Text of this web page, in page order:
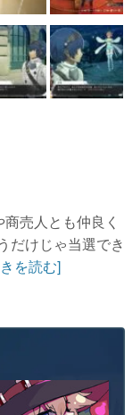
売人とも仲良く
だけじゃ当選でき
を読む]